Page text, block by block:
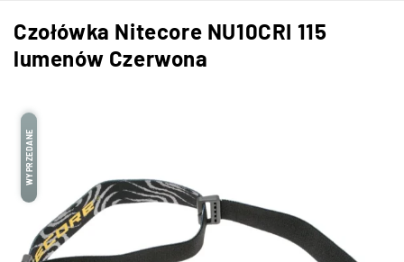
Czołówka Nitecore NU10CRI 115
lumenów Czerwona
WYPRZEDANE